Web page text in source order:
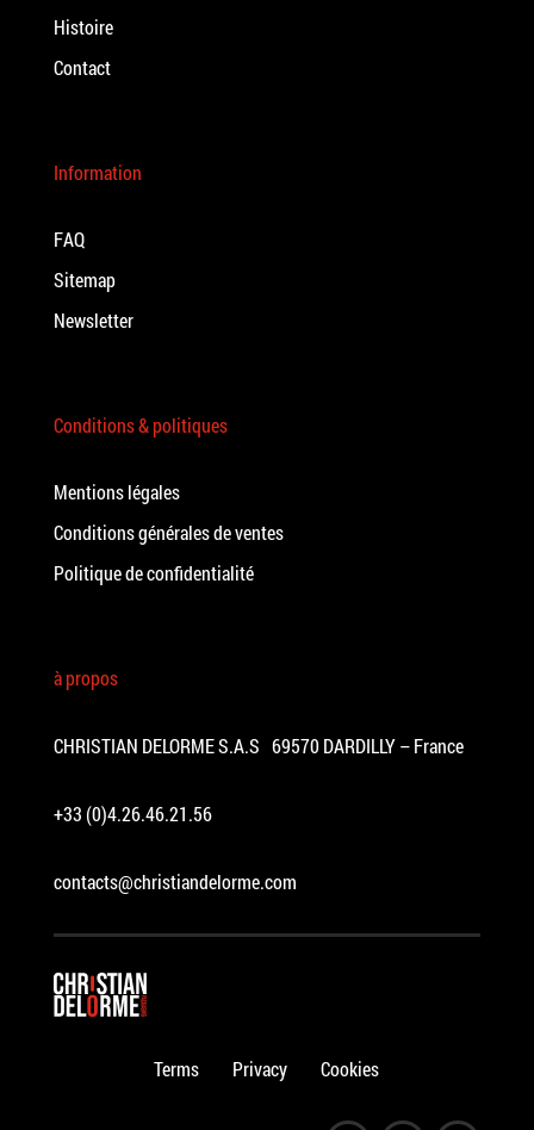
Histoire
Contact
Information
FAQ
Sitemap
Newsletter
Conditions & politiques
Mentions légales
Conditions générales de ventes
Politique de confidentialité
à propos
CHRISTIAN DELORME S.A.S 69570 DARDILLY – France
+33 (0)4.26.46.21.56
contacts@christiandelorme.com
Terms Privacy Cookies